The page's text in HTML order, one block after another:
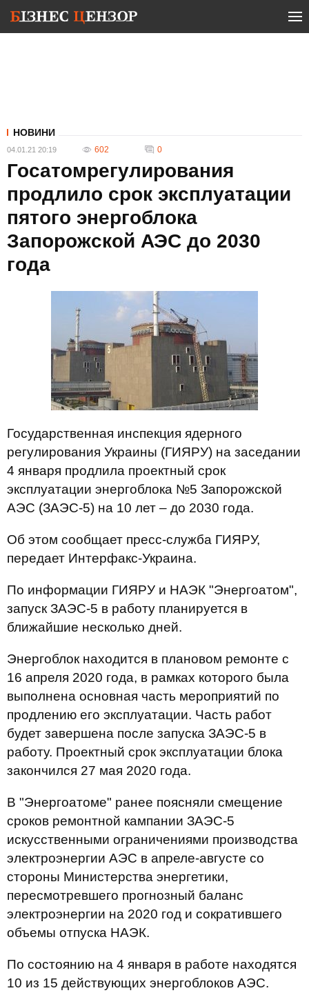
НОВИНИ
04.01.21 20:19 602 0
Госатомрегулирования
продлило срок эксплуатации
пятого энергоблока
Запорожской АЭС до 2030
года
Государственная инспекция ядерного
регулирования Украины (ГИЯРУ) на заседании
4 января продлила проектный срок
эксплуатации энергоблока №5 Запорожской
АЭС (ЗАЭС-5) на 10 лет – до 2030 года.
Об этом сообщает пресс-служба ГИЯРУ,
передает Интерфакс-Украина.
По информации ГИЯРУ и НАЭК "Энергоатом",
запуск ЗАЭС-5 в работу планируется в
ближайшие несколько дней.
Энергоблок находится в плановом ремонте с
16 апреля 2020 года, в рамках которого была
выполнена основная часть мероприятий по
продлению его эксплуатации. Часть работ
будет завершена после запуска ЗАЭС-5 в
работу. Проектный срок эксплуатации блока
закончился 27 мая 2020 года.
В "Энергоатоме" ранее поясняли смещение
сроков ремонтной кампании ЗАЭС-5
искусственными ограничениями производства
электроэнергии АЭС в апреле-августе со
стороны Министерства энергетики,
пересмотревшего прогнозный баланс
электроэнергии на 2020 год и сократившего
объемы отпуска НАЭК.
По состоянию на 4 января в работе находятся
10 из 15 действующих энергоблоков АЭС.